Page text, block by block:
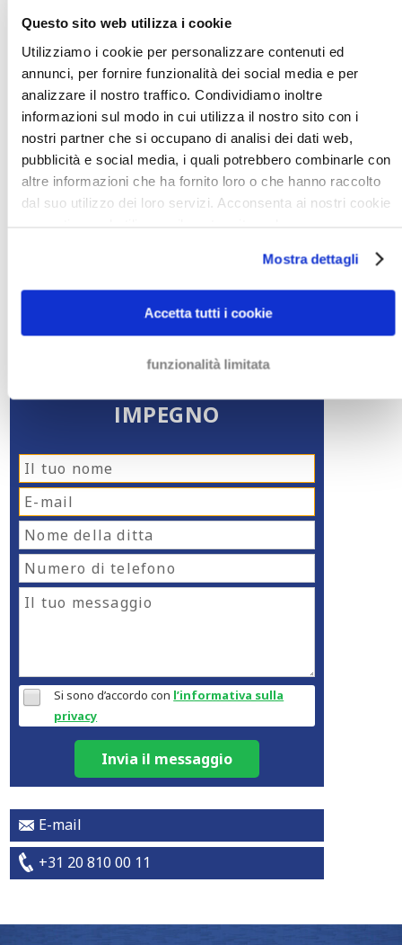
Questo sito web utilizza i cookie
Utilizziamo i cookie per personalizzare contenuti ed
annunci, per fornire funzionalità dei social media e per
analizzare il nostro traffico. Condividiamo inoltre
informazioni sul modo in cui utilizza il nostro sito con i
nostri partner che si occupano di analisi dei dati web,
pubblicità e social media, i quali potrebbero combinarle con
altre informazioni che ha fornito loro o che hanno raccolto
dal suo utilizzo dei loro servizi. Acconsenta ai nostri cookie
Mostra dettagli
Accetta tutti i cookie
funzionalità limitata
POLITICA NEI CONFRONTI DEI
DEBITORI ADEGUATA
Una buona gestione del credito è fondamentale per
evitare di avere ritardi nei pagamenti. Mandate le
fatture ai vostri clienti nei tempi giusti e tenete traccia
di quando sono previsti i pagamenti. È anche importante
che le fatture che emettete siano corrette, così che non
che le vostre fatture rimangano insolute. Questo
dimostrerà inoltre che avete una buona capacità di
gestione del credito.
IMPEGNO
Si sono d’accordo con l’informativa sulla
privacy
Invia il messaggio
E-mail
+31 20 810 00 11